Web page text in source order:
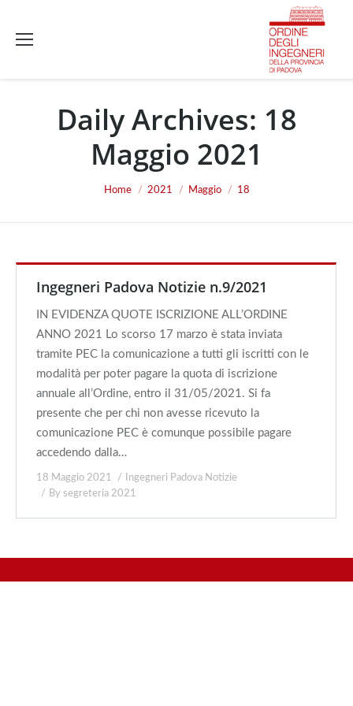
Daily Archives: 18
Maggio 2021
Home 2021 Maggio 18
Ingegneri Padova Notizie n.9/2021
IN EVIDENZA QUOTE ISCRIZIONE ALL’ORDINE
ANNO 2021 Lo scorso 17 marzo è stata inviata
tramite PEC la comunicazione a tutti gli iscritti con le
modalità per poter pagare la quota di iscrizione
annuale all’Ordine, entro il 31/05/2021. Si fa
presente che per chi non avesse ricevuto la
comunicazione PEC è comunque possibile pagare
accedendo dalla…
18 Maggio 2021
Ingegneri Padova Notizie
By segreteria 2021